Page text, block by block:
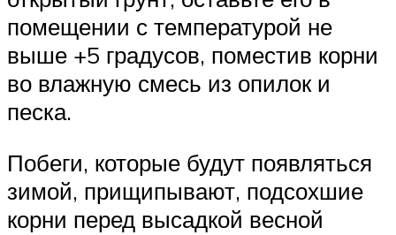
помещении с температурой не
выше +5 градусов, поместив корни
во влажную смесь из опилок и
песка.
Побеги, которые будут появляться
зимой, прищипывают, подсохшие
корни перед высадкой весной